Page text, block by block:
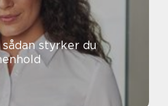
styrker du